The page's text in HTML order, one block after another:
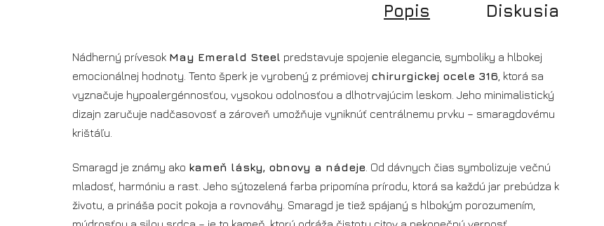
Popis Diskusia
Nádherný prívesok May Emerald Steel predstavuje spojenie elegancie, symboliky a hlbokej
emocionálnej hodnoty. Tento šperk je vyrobený z prémiovej chirurgickej ocele 316 , ktorá sa
vyznačuje hypoalergénnosťou, vysokou odolnosťou a dlhotrvajúcim leskom. Jeho minimalistický
dizajn zaručuje nadčasovosť a zároveň umožňuje vyniknúť centrálnemu prvku – smaragdovému
krištáľu.
Smaragd je známy ako kameň lásky, obnovy a nádeje . Od dávnych čias symbolizuje večnú
mladosť, harmóniu a rast. Jeho sýtozelená farba pripomína prírodu, ktorá sa každú jar prebúdza k
životu, a prináša pocit pokoja a rovnováhy. Smaragd je tiež spájaný s hlbokým porozumením,